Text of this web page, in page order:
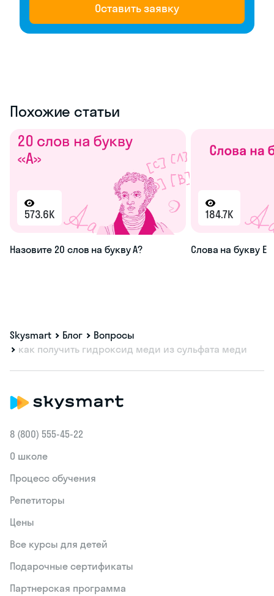
Оставить заявку
Похожие статьи
573.6K
Назовите 20 слов на букву А?
184.7K
Слова на букву Е
Skysmart Блог
Вопросы
как получить гидроксид меди из сульфата меди
8 (800) 555‑45-22
О школе
Процесс обучения
Репетиторы
Цены
Все курсы для детей
Подарочные сертификаты
Партнерская программа